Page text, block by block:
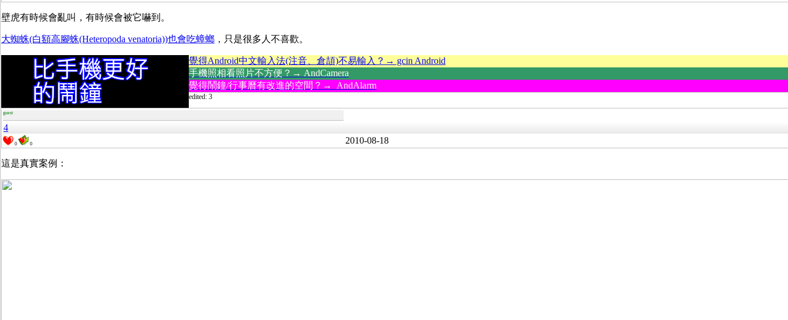
壁虎有時候會亂叫，有時候會被它嚇到。
大蜘蛛(白額高腳蛛(Heteropoda venatoria))也會吃蟑螂 ，只是很多人不喜歡。
覺得Android中文輸入法(注音、倉頡)不易輸入？→ gcin Android
手機照相看照片不方便？→ AndCamera
覺得鬧鐘/行事曆有改進的空間？→ AndAlarm
edited: 3
guest
4
0 0 2010-08-18
這是真實案例：